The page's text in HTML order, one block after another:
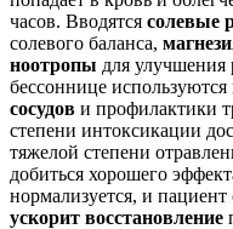
часов. Вводятся солевые
солевого баланса,
ноотропы для улучшения
бессоннице
сосудов и профилактики
степени интоксикации
тяжелой степени
добиться хорошего
нормализуется, и
ускорит восстановление